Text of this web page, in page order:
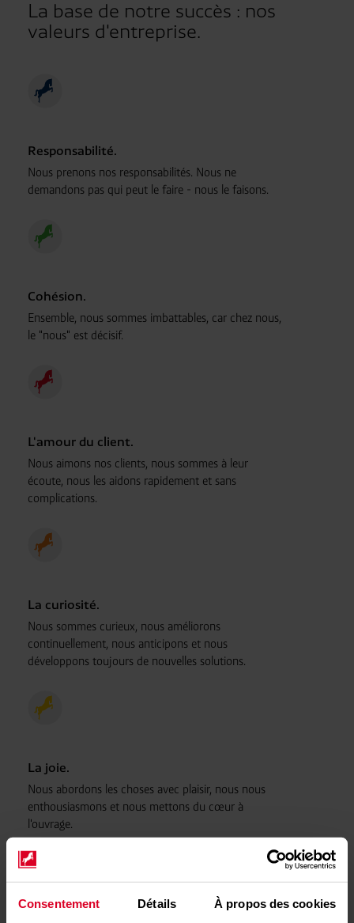
Consentement Détails À propos des cookies
La base de notre succès : nos
valeurs d'entreprise.
Responsabilité.
Nous prenons nos responsabilités. Nous ne
demandons pas qui peut le faire - nous le faisons.
Cohésion.
Ensemble, nous sommes imbattables, car chez nous,
le "nous" est décisif.
L'amour du client.
Nous aimons nos clients, nous sommes à leur
écoute, nous les aidons rapidement et sans
complications.
La curiosité.
Nous sommes curieux, nous améliorons
continuellement, nous anticipons et nous
développons toujours de nouvelles solutions.
La joie.
Nous abordons les choses avec plaisir, nous nous
enthousiasmons et nous mettons du cœur à
l'ouvrage.